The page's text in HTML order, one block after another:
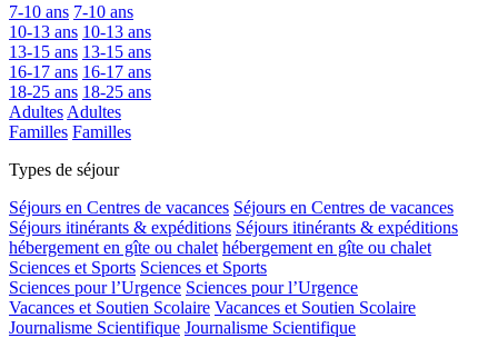
7-10 ans 7-10 ans
10-13 ans 10-13 ans
13-15 ans 13-15 ans
16-17 ans 16-17 ans
18-25 ans 18-25 ans
Adultes Adultes
Familles Familles
Types de séjour
Séjours en Centres de vacances Séjours en Centres de vacances
Séjours itinérants & expéditions Séjours itinérants & expéditions
hébergement en gîte ou chalet hébergement en gîte ou chalet
Sciences et Sports Sciences et Sports
Sciences pour l’Urgence Sciences pour l’Urgence
Vacances et Soutien Scolaire Vacances et Soutien Scolaire
Journalisme Scientifique Journalisme Scientifique